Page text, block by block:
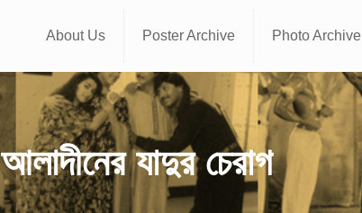
About Us Poster Archive Photo Archive
আলাদীনের যাদুর চেরাগ